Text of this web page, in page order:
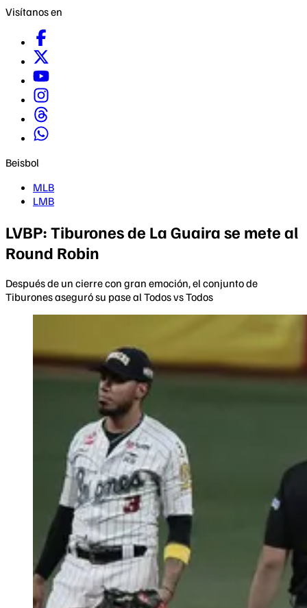
Visítanos en
Beisbol
MLB
LMB
LVBP: Tiburones de La Guaira se mete al
Round Robin
Después de un cierre con gran emoción, el conjunto de
Tiburones aseguró su pase al Todos vs Todos